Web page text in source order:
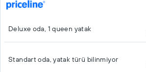
Deluxe oda, 1 queen yatak
Standart oda, yatak türü bilinmiyor